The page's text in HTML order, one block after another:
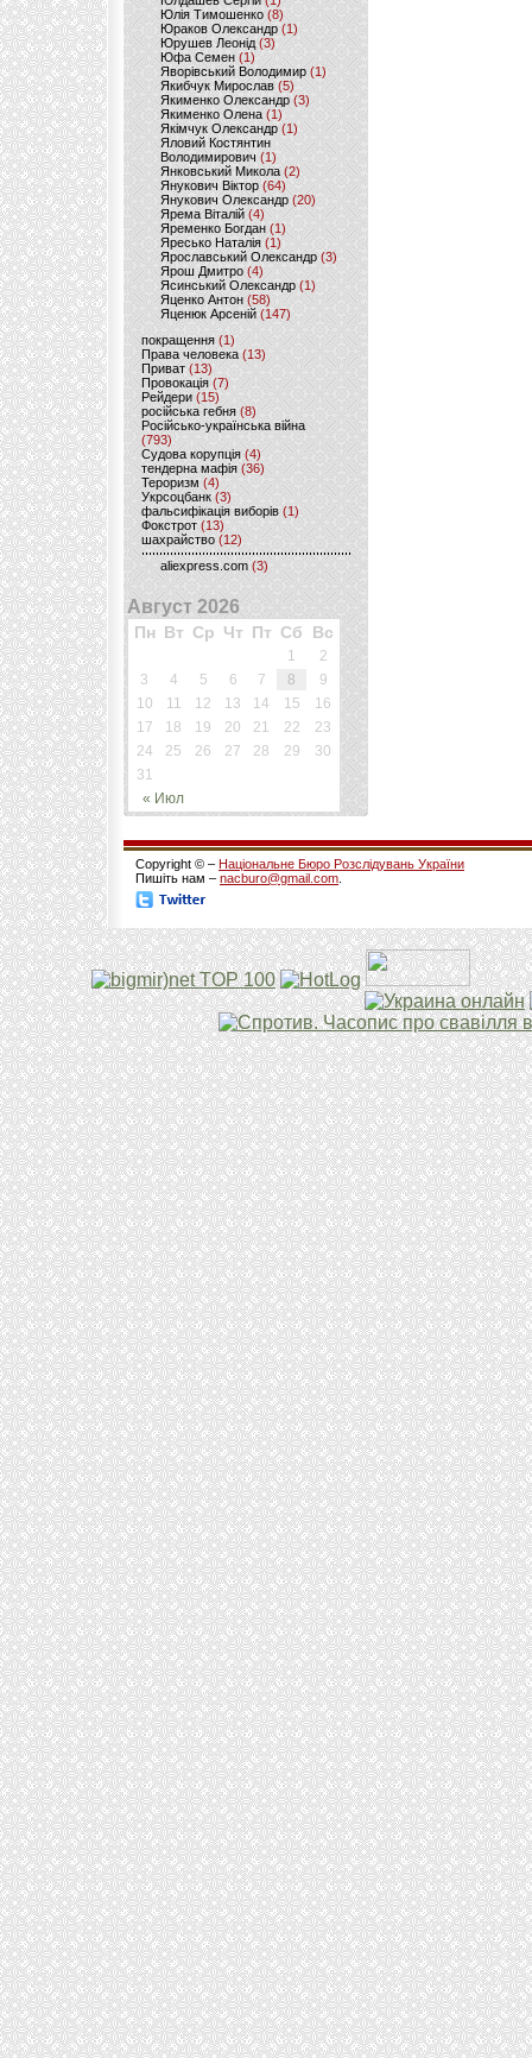
Юлія Тимошенко (8)
Юраков Олександр (1)
Юрушев Леонід (3)
Юфа Семен (1)
Яворівський Володимир (1)
Якибчук Мирослав (5)
Якименко Олександр (3)
Якименко Олена(1)
Якімчук Олександр (1)
Яловий Костянтин
Володимирович (1)
Янковський Микола(2)
Янукович Віктор (64)
Янукович Олександр(20)
Ярема Віталій(4)
Яременко Богдан(1)
Яресько Наталія(1)
Ярославський Олександр (3)
Ярош Дмитро (4)
Ясинський Олександр (1)
Яценко Антон(58)
Яценюк Арсеній (147)
покращення (1)
Права человека(13)
Приват (13)
Провокація (7)
Рейдери (15)
російська гебня (8)
Російсько-українська війна
(793)
Судова корупція (4)
тендерна мафія (36)
Тероризм (4)
Укрсоцбанк (3)
фальсифікація виборів (1)
Фокстрот(13)
шахрайство (12)
aliexpress.com (3)
Август 2026
Пн Вт Ср Чт Пт Сб Вс
« Июл
1
2
3
4 5 6 7 8
9
10
11 12 13 14 15
16
17
18 19 20 21 22
23
24
25 26 27 28 29
30
31
Copyright © – Національне Бюро Розслідувань України
Пишіть нам – nacburo@gmail.com